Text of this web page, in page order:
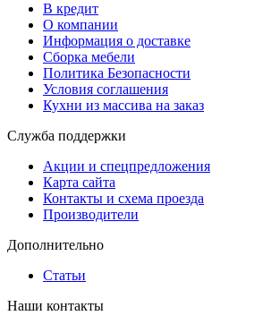
В кредит
О компании
Информация о доставке
Сборка мебели
Политика Безопасности
Условия соглашения
Кухни из массива на заказ
Служба поддержки
Акции и спецпредложения
Карта сайта
Контакты и схема проезда
Производители
Дополнительно
Статьи
Наши контакты